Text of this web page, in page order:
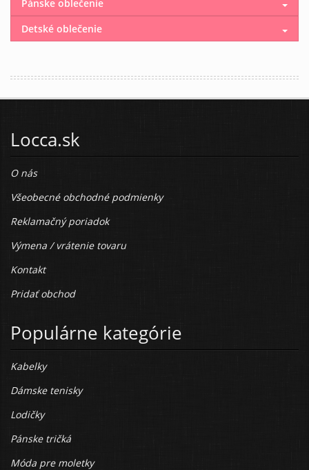
Pánske oblečenie
Detské oblečenie
Locca.sk
O nás
Všeobecné obchodné podmienky
Reklamačný poriadok
Výmena / vrátenie tovaru
Kontakt
Pridať obchod
Populárne kategórie
Kabelky
Dámske tenisky
Lodičky
Pánske tričká
Móda pre moletky